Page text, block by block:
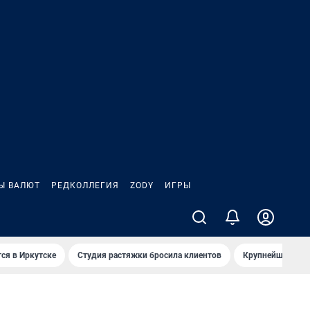
ВАЛЮТ РЕДКОЛЛЕГИЯ ZODY ИГРЫ
в Иркутске Студия растяжки бросила клиентов Крупнейшие